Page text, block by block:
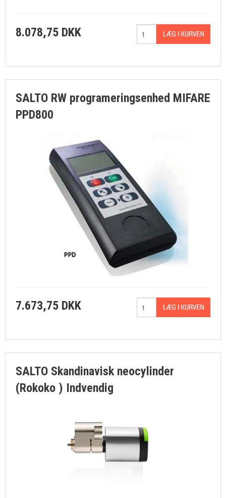
8.078,75 DKK
SALTO RW programeringsenhed MIFARE
PPD800
7.673,75 DKK
SALTO Skandinavisk neocylinder
(Rokoko ) Indvendig